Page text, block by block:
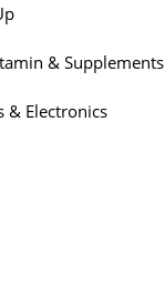
& Supplements
& Electronics